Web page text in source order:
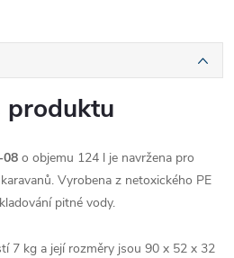
produktu
08 o objemu 124 l je navržena pro
Vyrobena z netoxického PE
pitné vody.
7 kg a její rozměry jsou 90 x 52 x 32